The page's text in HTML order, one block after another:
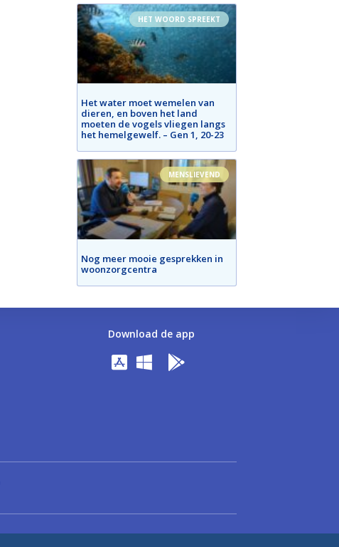
HET WOORD SPREEKT
Het water moet wemelen van
dieren, en boven het land
moeten de vogels vliegen langs
het hemelgewelf. – Gen 1, 20-23
MENSLIEVEND
Nog meer mooie gesprekken in
woonzorgcentra
Download de app